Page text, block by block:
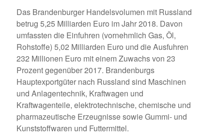
Das Brandenburger Handelsvolumen mit Russland
betrug 5,25 Milliarden Euro im Jahr 2018. Davon
umfassten die Einfuhren (vornehmlich Gas, Öl,
Rohstoffe) 5,02 Milliarden Euro und die Ausfuhren
232 Millionen Euro mit einem Zuwachs von 23
Prozent gegenüber 2017. Brandenburgs
Hauptexportgüter nach Russland sind Maschinen
und Anlagentechnik, Kraftwagen und
Kraftwagenteile, elektrotechnische, chemische und
pharmazeutische Erzeugnisse sowie Gummi- und
Kunststoffwaren und Futtermittel.